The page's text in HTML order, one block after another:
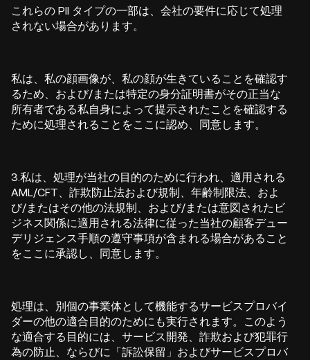
これらの PII タイプの一部は、会社の要件に応じて処理
されない場合があります。
私は、私の顔画像が、私の顔が生きていることを確認す
るため、および/または特定の身分証明書がその正当な
所有者である私自身によって提示されたことを確認する
ために処理されることをここに認め、同意します。
3.私は、処理が当社の目的のために行われ、適用される
AML/CFT、詐欺防止法および規制、年齢制限法、およ
び/またはその他の法規制、および/または意図されたビ
ジネス関係に適用される法律に従った当社の顧客デュー
デリジェンス手順の遵守事項が含まれる場合があること
をここに承認し、同意します。
処理は、別個の事業体として機能するサービスプロバイ
ダーの他の適合目的のためにも実行されます。このよう
な適合する目的には、サービス開発、詐欺および犯罪行
為の防止、ならびに「訴訟保留」およびサービスプロバ